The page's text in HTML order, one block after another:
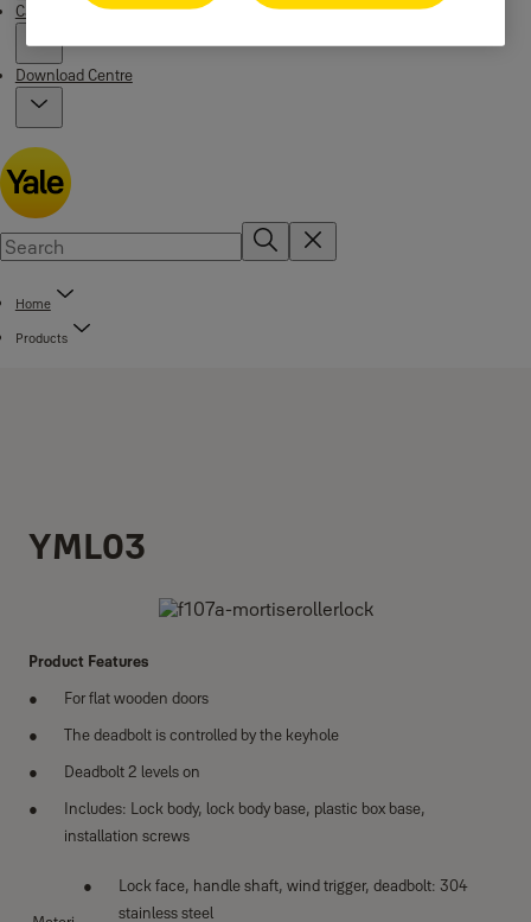
Campaigns
Download Centre
Home
Products
YML03
Product Features
For flat wooden doors
The deadbolt is controlled by the keyhole
Deadbolt 2 levels on
Includes: Lock body, lock body base, plastic box base,
installation screws
Lock face, handle shaft, wind trigger, deadbolt: 304
stainless steel